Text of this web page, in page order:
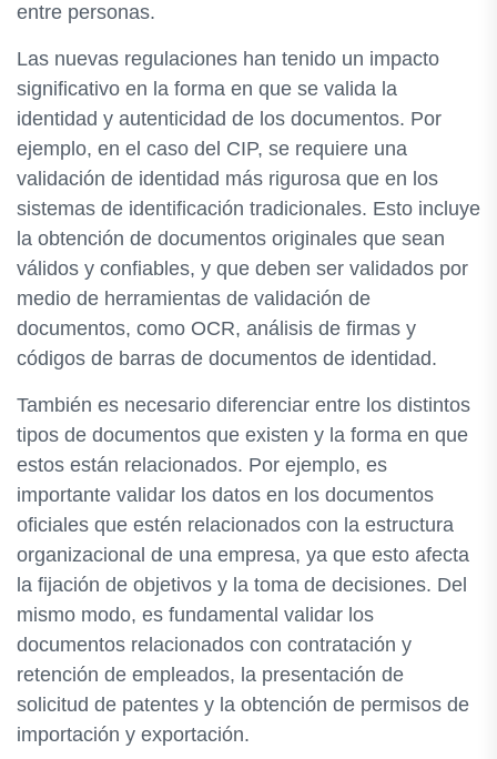
entre personas.
Las nuevas regulaciones han tenido un impacto
significativo en la forma en que se valida la
identidad y autenticidad de los documentos. Por
ejemplo, en el caso del CIP, se requiere una
validación de identidad más rigurosa que en los
sistemas de identificación tradicionales. Esto incluye
la obtención de documentos originales que sean
válidos y confiables, y que deben ser validados por
medio de herramientas de validación de
documentos, como OCR, análisis de firmas y
códigos de barras de documentos de identidad.
También es necesario diferenciar entre los distintos
tipos de documentos que existen y la forma en que
estos están relacionados. Por ejemplo, es
importante validar los datos en los documentos
oficiales que estén relacionados con la estructura
organizacional de una empresa, ya que esto afecta
la fijación de objetivos y la toma de decisiones. Del
mismo modo, es fundamental validar los
documentos relacionados con contratación y
retención de empleados, la presentación de
solicitud de patentes y la obtención de permisos de
importación y exportación.